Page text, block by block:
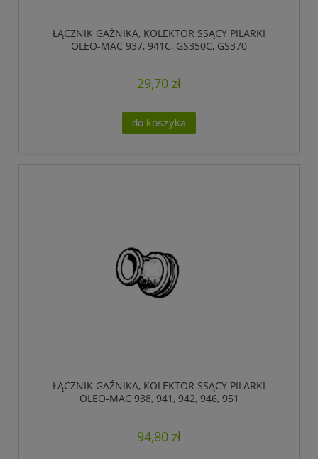
ŁĄCZNIK GAŹNIKA, KOLEKTOR SSĄCY PILARKI
OLEO-MAC 937, 941C, GS350C, GS370
29,70 zł
do koszyka
ŁĄCZNIK GAŹNIKA, KOLEKTOR SSĄCY PILARKI
OLEO-MAC 938, 941, 942, 946, 951
94,80 zł